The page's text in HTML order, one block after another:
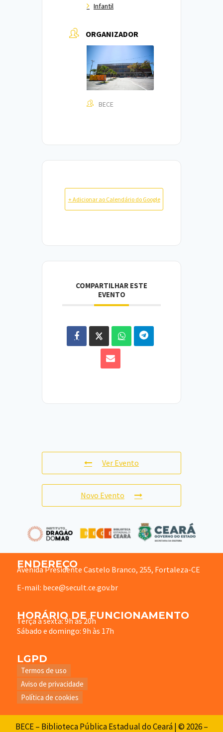
Infantil
ORGANIZADOR
BECE
+ Adicionar ao Calendário do Google
COMPARTILHAR ESTE
EVENTO
Ver Evento
Novo Evento
ENDEREÇO
Avenida Presidente Castelo Branco, 255, Fortaleza-CE
E-mail: bece@secult.ce.gov.br
HORÁRIO DE FUNCIONAMENTO
Terça à sexta: 9h às 20h
Sábado e domingo: 9h às 17h
LGPD
Termos de uso
Aviso de privacidade
Política de cookies
BECE – Biblioteca Pública Estadual do Ceará | © 2026 –